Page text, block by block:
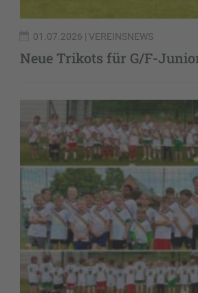
01.07.2026 | VEREINSNEWS
Neue Trikots für G/F-